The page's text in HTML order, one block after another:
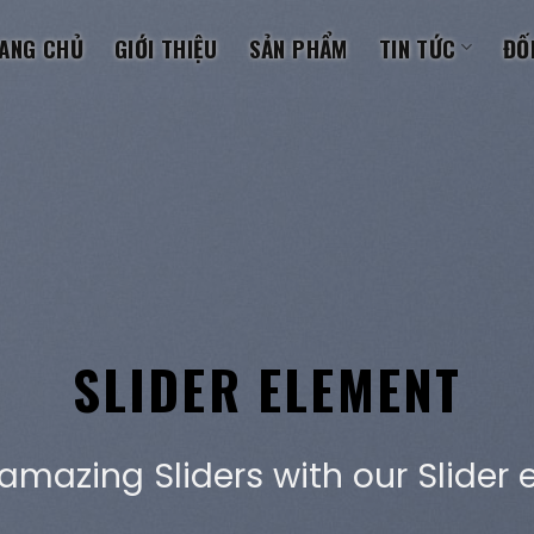
CHỦ GIỚI THIỆU SẢN PHẨM TIN TỨC
Add Any Content or Shortcode here
CLICK ME